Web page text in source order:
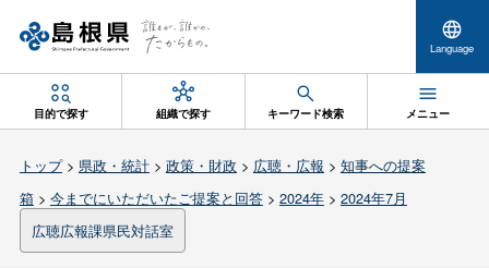
Language
目的で探す 組織で探す キーワード検索 メニュー
トップ> 県政・統計> 政策・財政 > 広聴・広報 > 知事への提案
箱> 今までにいただいたご提案と回答> 2024年> 2024年7月
広聴広報課県民対話室